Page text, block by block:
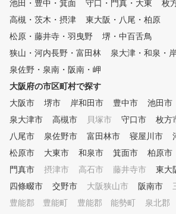
ーティンから始まり、体の動き
・腕の動きを覚えます。 もち
ろん、初心者にはグリップ・構
えから始まりバランスの良い綺
麗なスイング形成を目指します
。 経験者には、毎月開催され
る『ラウンドレッスン』で目標
スコアに向けての技術力（スキ
ル）を鍛錬します。 そのほか
、定期的に開催されるイベント
企画も好評です。 ゴルフスク
ールコンペ・教室対抗競技会・
国内ゴルフツアー（3回）・レ
忘年会、季節ごとのイベント（
盛り上がりビアガーデン・焼肉
パーティー等）も開催！
池田・豊中・箕面
守口・門真・大東
枚
高槻・茨木・摂津
東大阪・八尾・柏原
松原・藤井寺・羽曳野
堺・中百舌鳥
狭山・河内長野・富田林
泉大津・和泉・
泉佐野・泉南・阪南・岬
大阪府の市区町村で探す
大阪市
堺市 岸和田市 豊中市 池田市
泉大津市
高槻市 貝塚市 守口市 枚方
八尾市
泉佐野市 富田林市 寝屋川市
松原市
大東市 和泉市 箕面市 柏原市
門真市
摂津市 高石市 藤井寺市 東大
四條畷市
交野市 大阪狭山市 阪南市
豊能郡 豊能町
豊能郡 能勢町
泉北郡